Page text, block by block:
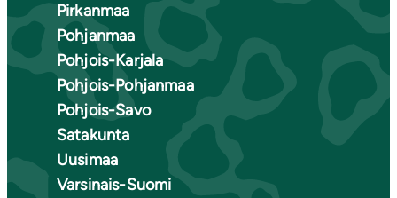
Pirkanmaa
Pohjanmaa
Pohjois-Karjala
Pohjois-Pohjanmaa
Pohjois-Savo
Satakunta
Uusimaa
Varsinais-Suomi